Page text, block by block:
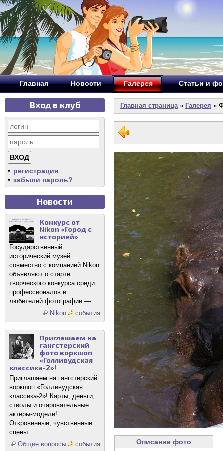
Главная Новости Галерея Статьи и
Вход в клуб
• регистрация
• забыли пароль?
Новости
Конкурс от
Nikon «Город с
историей»
Государственный
исторический музей
совместно с компанией Nikon
объявляют о старте
творческого конкурса среди
профессионалов и
любителей фотографии —...
Nikon
события
Приглашаем на
гангстерский
фото воркшоп
«Голливудская
классика-2»!
Приглашаем на гангстерский
воркшоп «Голливудская
классика-2»! Карты, деньги,
стволы и очаровательные
актёры-модели!
Откровенные, чувственные
сцены:...
Общие вопросы
события
Главная страница» Галерея »
Описание фото